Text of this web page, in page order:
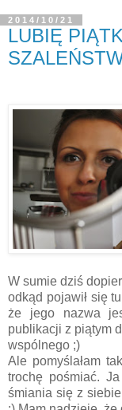
2014/10/21
LUBIĘ
W sumie dziś
odkąd pojawił się
że jego nazwa
publikacji z piątym
wspólnego ;)
Ale pomyślałam
trochę pośmiać.
śmiania się z